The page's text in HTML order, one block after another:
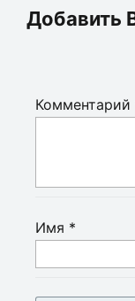
Добавить
Комментарий
Имя *